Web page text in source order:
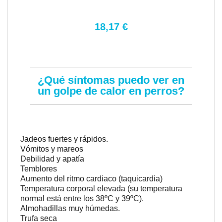
18,17 €
¿Qué síntomas puedo ver en
un golpe de calor en perros?
Jadeos fuertes y rápidos.
Vómitos y mareos
Debilidad y apatía
Temblores
Aumento del ritmo cardiaco (taquicardia)
Temperatura corporal elevada (su temperatura
normal está entre los 38ºC y 39ºC).
Almohadillas muy húmedas.
Trufa seca